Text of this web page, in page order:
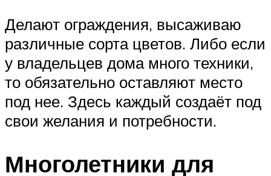
Делают ограждения, высаживаю
различные сорта цветов. Либо если
у владельцев дома много техники,
то обязательно оставляют место
под нее. Здесь каждый создаёт под
свои желания и потребности.
Многолетники для